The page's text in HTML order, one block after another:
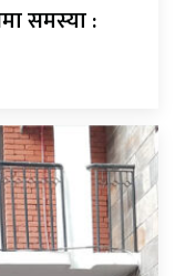
समस्या :